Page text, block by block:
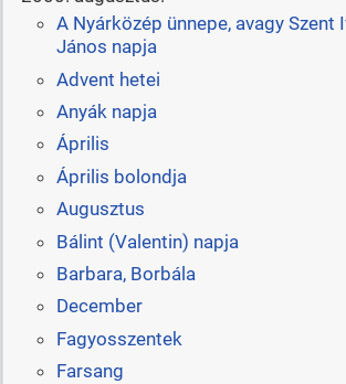
A Nyárközép ünnepe, avagy Szent
János napja
Advent hetei
Anyák napja
Április
Április bolondja
Augusztus
Bálint (Valentin) napja
Barbara, Borbála
December
Fagyosszentek
Farsang